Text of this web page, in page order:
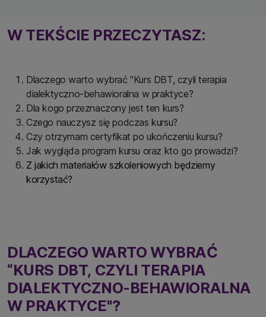
W TEKŚCIE PRZECZYTASZ:
Dlaczego warto wybrać "Kurs DBT, czyli terapia
dialektyczno-behawioralna w praktyce?
Dla kogo przeznaczony jest ten kurs?
Czego nauczysz się podczas kursu?
Czy otrzymam certyfikat po ukończeniu kursu?
Jak wygląda program kursu oraz kto go prowadzi?
Z jakich materiałów szkoleniowych będziemy
korzystać?
DLACZEGO WARTO WYBRAĆ
“KURS DBT, CZYLI TERAPIA
DIALEKTYCZNO-BEHAWIORALNA
W PRAKTYCE"?